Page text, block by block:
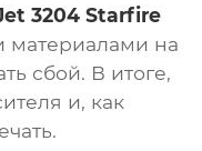
3204 Starfire
материалами на
сбой. В итоге,
и, как